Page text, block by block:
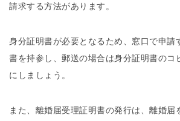
請求する方法があります。
身分証明書が必要となるため、窓口で申請
書を持参し、郵送の場合は身分証明書のコ
にしましょう。
また、離婚届受理証明書の発行は、離婚届